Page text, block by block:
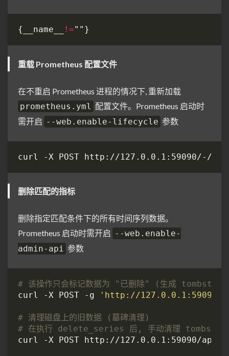
{__name__ !=
重载 Prometheus 配置文件
在不重启 Prometheus 进程的情况下, 重新加载
prometheus.yml
配置文件。Prometheus 启动时
需开启 --web.enable-lifecycle 参数
删除匹配的指标
删除指定匹配条件下的所有时间序列数据。
Prometheus 启动时需开启 --web.enable-
admin-api 参数
# 该操作只会标记数据为 "已删除" (生成
curl -X POST -g
'http://127.0.0.1:59090/
# 清理磁盘上的旧数据 (墓碑清理)
# 在执行 delete_series 后, 手动清理